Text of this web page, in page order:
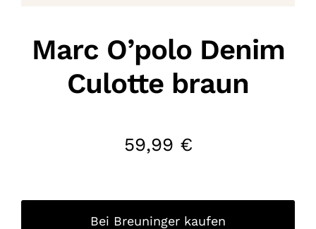
Marc O’polo Denim
Culotte braun
59,99 €
Bei Breuninger kaufen